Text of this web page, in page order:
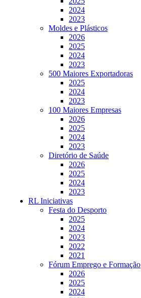
2024
2023
Moldes e Plásticos
2026
2025
2024
2023
500 Maiores Exportadoras
2025
2024
2023
100 Maiores Empresas
2026
2025
2024
2023
Diretório de Saúde
2026
2025
2024
2023
RL Iniciativas
Festa do Desporto
2025
2024
2023
2022
2021
Fórum Emprego e Formação
2026
2025
2024